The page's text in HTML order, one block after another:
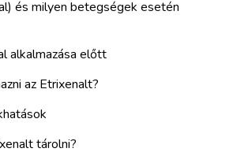
és milyen betegségek esetén
alkalmazása előtt
az Etrixenalt?
tárolni?